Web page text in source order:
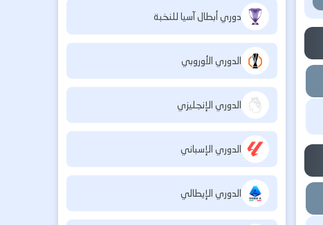
دوري أبطال آسيا للنخبة
الدوري الأوروبي
الدوري الإنجليزي
الدوري الإسباني
الدوري الإيطالي